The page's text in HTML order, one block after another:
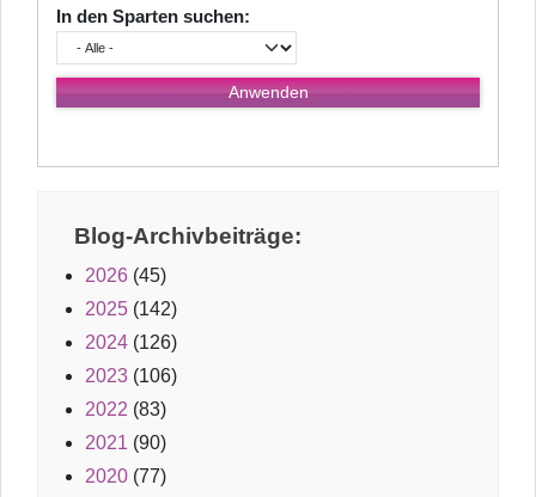
In den Sparten suchen:
Blog-Archivbeiträge:
2026 (45)
2025 (142)
2024 (126)
2023 (106)
2022 (83)
2021 (90)
2020 (77)